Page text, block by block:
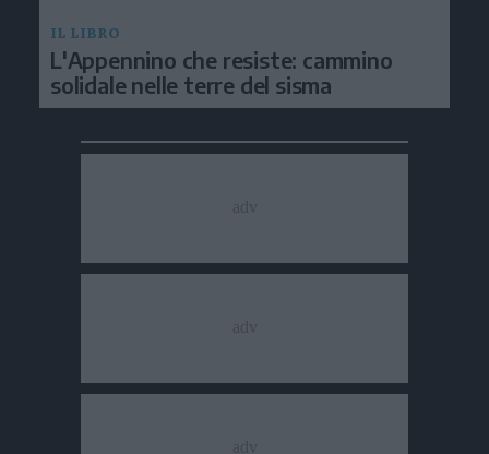
IL LIBRO
L'Appennino che resiste: cammino
solidale nelle terre del sisma